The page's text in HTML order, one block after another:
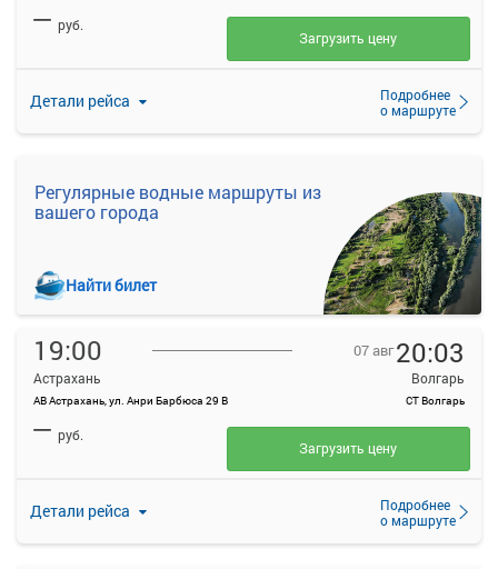
Детали рейса
Подробнее
о маршруте
— руб.
Загрузить цену
Регулярные водные маршруты из
вашего города
Найти билет
19:00
Астрахань
АВ Астрахань, ул. Анри Барбюса 29 В
07 авг20:03
Волгарь
СТ Волгарь
Детали рейса
Подробнее
о маршруте
— руб.
Загрузить цену